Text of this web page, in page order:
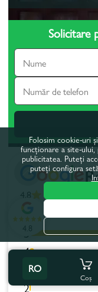
Solicitare
4.8
Afișează recenziile
5
4
3
2
RO
Coș
4.8
Folosim cookie-uri
funcționare a site-
publicitatea. Puteți
puteți configura